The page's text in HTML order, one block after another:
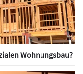
Wohnungsbau?